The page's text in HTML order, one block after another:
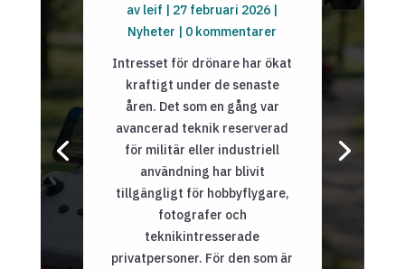
av leif | 27 februari 2026 |
Nyheter | 0 kommentarer
Intresset för drönare har ökat
kraftigt under de senaste
åren. Det som en gång var
avancerad teknik reserverad
för militär eller industriell
användning har blivit
tillgängligt för hobbyflygare,
fotografer och
teknikintresserade
privatpersoner. För den som är